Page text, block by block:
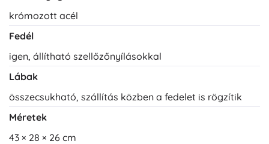
krómozott acél
Fedél
igen, állítható szellőzőnyílásokkal
Lábak
összecsukható, szállítás közben a fedelet is rögzítik
Méretek
43 × 28 × 26 cm